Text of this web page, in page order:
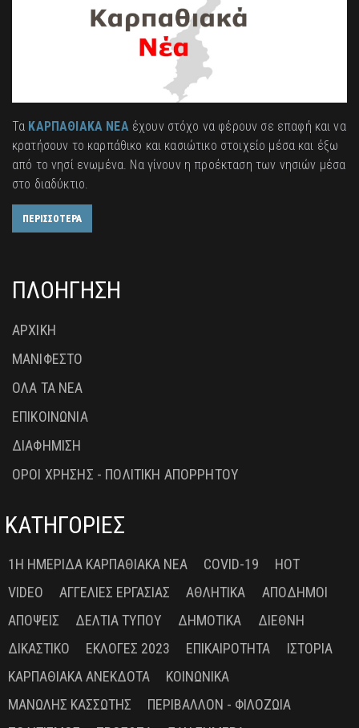
Τα ΚΑΡΠΑΘΙΑΚΑ ΝΕΑέχουν στόχο να φέρουν σε επαφή και να
κρατήσουν το καρπάθικο και κασιώτικο στοιχείο μέσα και έξω
από το νησί ενωμένα. Να γίνουν η προέκταση των νησιών μέσα
στο διαδύκτιο.
ΠΕΡΙΣΣΟΤΕΡΑ
ΠΛΟΗΓΗΣΗ
ΑΡΧΙΚΗ
ΜΑΝΙΦΕΣΤΟ
ΟΛΑ ΤΑ ΝΕΑ
ΕΠΙΚΟΙΝΩΝΙΑ
ΔΙΑΦΗΜΙΣΗ
ΟΡΟΙ ΧΡΗΣΗΣ - ΠΟΛΙΤΙΚΗ ΑΠΟΡΡΗΤΟΥ
ΚΑΤΗΓΟΡΙΕΣ
1Η ΗΜΕΡΊΔΑ ΚΑΡΠΑΘΙΑΚΆ ΝΈΑ COVID-19
HOT
VIDEO
ΑΓΓΕΛΊΕΣ ΕΡΓΑΣΊΑΣ ΑΘΛΗΤΙΚΆ
ΑΠΌΔΗΜΟΙ
ΑΠΌΨΕΙΣ
ΔΕΛΤΊΑ ΤΎΠΟΥ ΔΗΜΟΤΙΚΆ
ΔΙΕΘΝΉ
ΔΙΚΑΣΤΙΚΌ
ΕΚΛΟΓΈΣ 2023 ΕΠΙΚΑΙΡΌΤΗΤΑ
ΙΣΤΟΡΊΑ
ΚΑΡΠΑΘΙΑΚΆ ΑΝΈΚΔΟΤΑ
ΚΟΙΝΩΝΙΚΆ
ΜΑΝΏΛΗΣ ΚΑΣΣΏΤΗΣ
ΠΕΡΙΒΆΛΛΟΝ - ΦΙΛΟΖΩΊΑ